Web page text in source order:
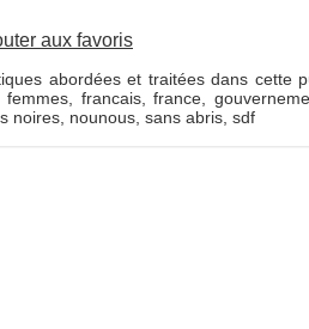
aux favoris
abordées et traitées dans cette
,femmes francais,france
noires nounous sans abris sdf